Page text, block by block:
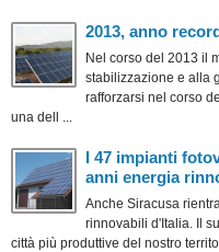
2013, anno
Nel corso del 2013 il
stabilizzazione e alla
rafforzarsi nel corso
una dell ...
I 47 impianti
anni energia
Anche Siracusa
rinnovabili d'Italia. Il
città più produttive del nostro